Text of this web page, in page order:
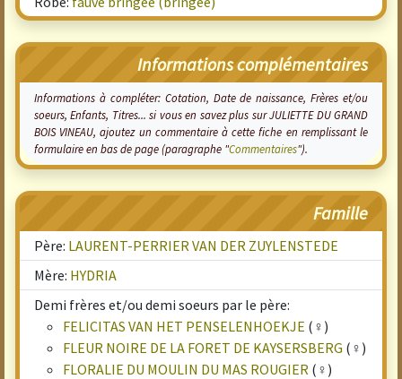
Informations complémentaires
Informations à compléter: Cotation, Date de naissance, Frères et/ou
soeurs, Enfants, Titres... si vous en savez plus sur JULIETTE DU GRAND
BOIS VINEAU, ajoutez un commentaire à cette fiche en remplissant le
formulaire en bas de page (paragraphe "Commentaires").
Famille
Père: LAURENT-PERRIER VAN DER ZUYLENSTEDE
Mère: HYDRIA
Demi frères et/ou demi soeurs par le père:
FELICITAS VAN HET PENSELENHOEKJE (♀)
FLEUR NOIRE DE LA FORET DE KAYSERSBERG (♀)
FLORALIE DU MOULIN DU MAS ROUGIER (♀)